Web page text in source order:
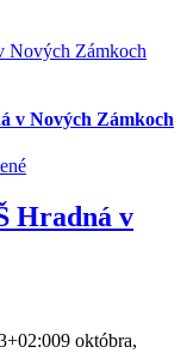
Nových Zámkoch
v Nových Zámkoch
Hradná v
9 októbra,